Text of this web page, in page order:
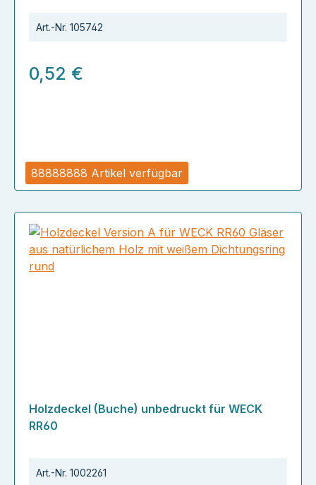
88888888 Artikel verfügbar
Art.-Nr. 105742
0,52 €
Holzdeckel (Buche) unbedruckt für WECK
RR60
Art.-Nr. 1002261